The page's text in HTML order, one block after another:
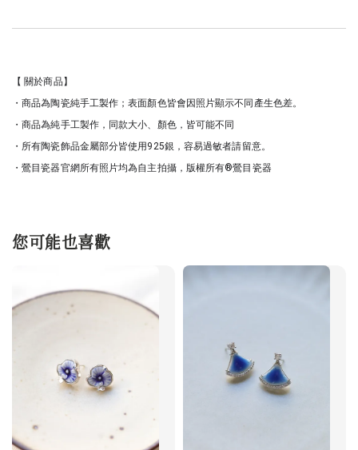
【 關於商品】
・商品為陶瓷純手工製作；表面顏色皆會因照片顯示不同產生色差。
・商品為純手工製作，同款大小、顏色，皆可能不同
・所有陶瓷飾品金屬部分皆使用925銀，容易過敏者請留意。
・鶯目瓷器官網所有照片均為自主拍攝，版權所有®鶯目瓷器
您可能也喜歡